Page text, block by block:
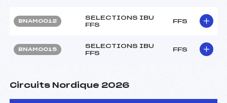
BNAM0012
SELECTIONS IBU
FFS
FFS
BNAM0015
SELECTIONS IBU
FFS
FFS
Circuits Nordique 2026